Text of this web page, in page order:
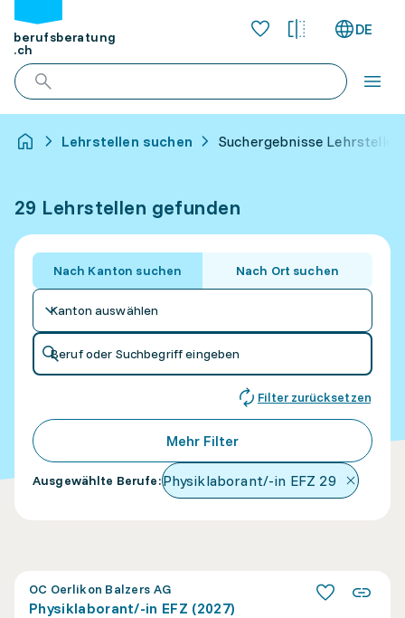
berufsberatung
.ch
DE
Lehrstellen suchen Suchergebnisse Lehrstellen
29 Lehrstellen gefunden
Nach Kanton suchen Nach Ort suchen
Kanton auswählen
Beruf oder Suchbegriff eingeben
Filter zurücksetzen
Mehr Filter
Ausgewählte Berufe:Physiklaborant/-in EFZ 29
OC Oerlikon Balzers AG
Physiklaborant/-in EFZ (2027)